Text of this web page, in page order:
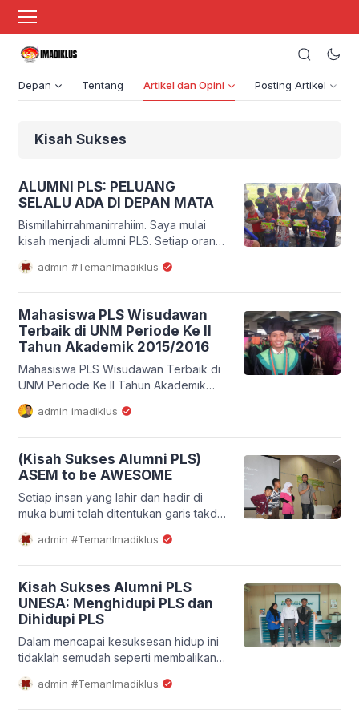
Depan Tentang Artikel dan Opini Posting Artikel
Kisah Sukses
ALUMNI PLS: PELUANG
SELALU ADA DI DEPAN MATA
Bismillahirrahmanirrahiim. Saya mulai
kisah menjadi alumni PLS. Setiap orang
mempunyai masa lalu, dan setiap orang
mempunyai harapan masa depan yang
yang telah menjadi seorang sarjana
Pendidikan Luar Sekolah. Alhamdulillah.
Mensyukuri pemberian Ilahi bahwa kita
bisa merasakan indahnya bersahabat,
indahnya meniti ilmu di bangku
perkuliahan […]
admin #TemanImadiklus
Mahasiswa PLS Wisudawan
Terbaik di UNM Periode Ke II
Tahun Akademik 2015/2016
Mahasiswa PLS Wisudawan Terbaik di
UNM Periode Ke II Tahun Akademik
2015/2016 Mahasiswa Program Studi
(Prodi) Pendidikan Luar Sekolah
(UNM), Febriansa berhasil menjadi
wisudawan terbaik UNM periode ke
dua tahun akademik 2015/2016.
Mahasiswa angkatan 2012 ini berhasil
meraih predikat Cum Laude dengan
Indeks Prestasi Kumulatif (IPK) 3,97
admin imadiklus
(Kisah Sukses Alumni PLS)
ASEM to be AWESOME
Setiap insan yang lahir dan hadir di
muka bumi telah ditentukan garis takdir
oleh Tuhan Sang Pencipta. Melewati
berbagai keadaan yang memaknai
peristiwa. Termasuk memaknai
perjalanan yang telah ditempuh oleh
seseorang yang bernama Ahmad
Hamdan. Seorang pria yang dilahirkan
di Cirebon 27 tahun silam. Seorang […]
admin #TemanImadiklus
Kisah Sukses Alumni PLS
UNESA: Menghidupi PLS dan
Dihidupi PLS
Dalam mencapai kesuksesan hidup ini
tidaklah semudah seperti membalikan
telapak tangan. Kita perlu usaha keras,
tekat kuat, dan motivasi yang tinggi.
admin #TemanImadiklus